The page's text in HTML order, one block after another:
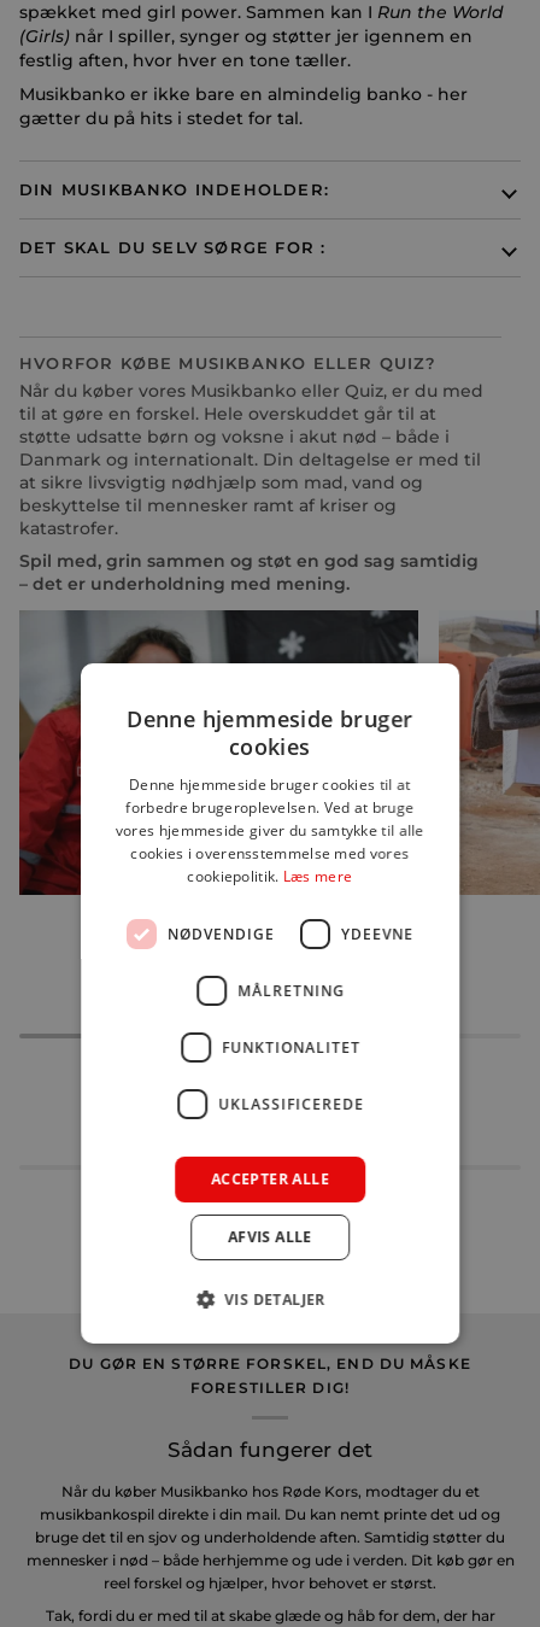
spækket med girl power. Sammen kan I Run the World
(Girls) når I spiller, synger og støtter jer igennem en
festlig aften, hvor hver en tone tæller.
Musikbanko er ikke bare en almindelig banko - her
gætter du på hits i stedet for tal.
DIN MUSIKBANKO INDEHOLDER:
DET SKAL DU SELV SØRGE FOR :
HVORFOR KØBE MUSIKBANKO ELLER QUIZ?
Når du køber vores Musikbanko eller Quiz, er du med
til at gøre en forskel. Hele overskuddet går til at
støtte udsatte børn og voksne i akut nød – både i
Danmark og internationalt. Din deltagelse er med til
at sikre livsvigtig nødhjælp som mad, vand og
beskyttelse til mennesker ramt af kriser og
katastrofer.
Spil med, grin sammen og støt en god sag samtidig
– det er underholdning med mening.
Zoom
DU KAN MÅSKE OGSÅ LIDE DET HER
DU GØR EN STØRRE FORSKEL, END DU MÅSKE
FORESTILLER DIG!
Sådan fungerer det
Når du køber Musikbanko hos Røde Kors, modtager du et
musikbankospil direkte i din mail. Du kan nemt printe det ud og
bruge det til en sjov og underholdende aften. Samtidig støtter du
mennesker i nød – både herhjemme og ude i verden. Dit køb gør en
reel forskel og hjælper, hvor behovet er størst.
Tak, fordi du er med til at skabe glæde og håb for dem, der har
Denne hjemmeside bruger
cookies
Denne hjemmeside bruger cookies til at
forbedre brugeroplevelsen. Ved at bruge
vores hjemmeside giver du samtykke til alle
cookies i overensstemmelse med vores
cookiepolitik. Læs mere
NØDVENDIGE YDEEVNE
MÅLRETNING
FUNKTIONALITET
UKLASSIFICEREDE
ACCEPTER ALLE
AFVIS ALLE
VIS DETALJER